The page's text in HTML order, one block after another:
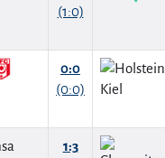
(1:0)
0:0
(0:0)
1:3